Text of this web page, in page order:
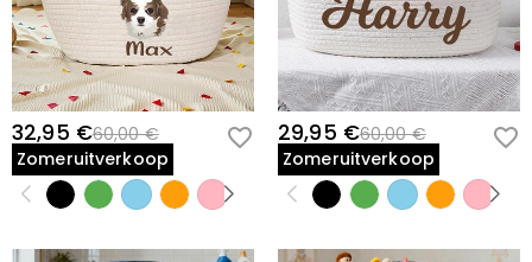
32,95 €60,00 €
Zomeruitverkoop
29,95 €60,00 €
Zomeruitverkoop